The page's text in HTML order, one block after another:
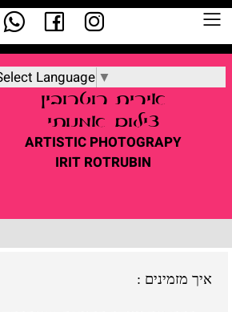
Language ▼
אירית רוטרובין
צילום אמנותי
ARTISTIC PHOTOGRAPY
IRIT ROTRUBIN
איך מזמינים :